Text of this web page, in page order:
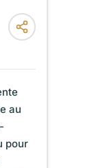
au
pour